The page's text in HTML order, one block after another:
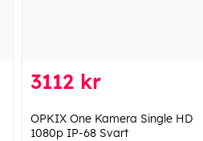
3112 kr
OPKIX One Kamera Single HD
1080p IP-68 Svart